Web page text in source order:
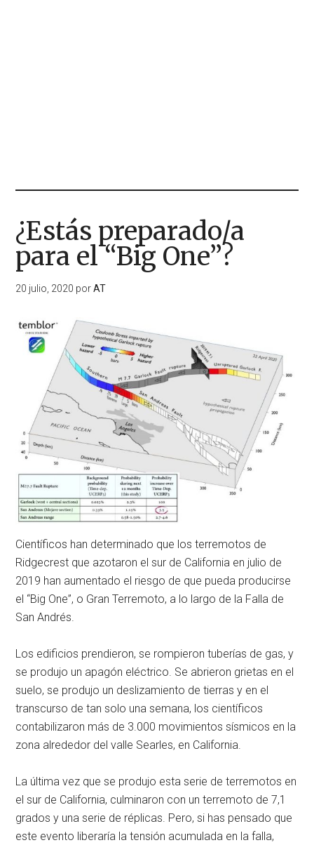
¿Estás preparado/a
para el “Big One”?
20 julio, 2020 porAT
Científicos han determinado que los terremotos de
Ridgecrest que azotaron el sur de California en julio de
2019 han aumentado el riesgo de que pueda producirse
el “Big One”, o Gran Terremoto, a lo largo de la Falla de
San Andrés.
Los edificios prendieron, se rompieron tuberías de gas, y
se produjo un apagón eléctrico. Se abrieron grietas en el
suelo, se produjo un deslizamiento de tierras y en el
transcurso de tan solo una semana, los científicos
contabilizaron más de 3.000 movimientos sísmicos en la
zona alrededor del valle Searles, en California.
La última vez que se produjo esta serie de terremotos en
el sur de California, culminaron con un terremoto de 7,1
grados y una serie de réplicas. Pero, si has pensado que
este evento liberaría la tensión acumulada en la falla,